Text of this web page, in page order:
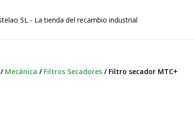
/ Mecánica / Filtros Secadores / Filtro secador MTC+